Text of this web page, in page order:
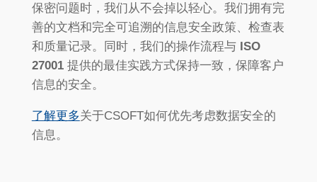
保密问题时，我们从不会掉以轻心。我们拥有完
善的文档和完全可追溯的信息安全政策、检查表
和质量记录。同时，我们的操作流程与 ISO
27001提供的最佳实践方式保持一致，保障客户
信息的安全。
了解更多关于CSOFT如何优先考虑数据安全的
信息。